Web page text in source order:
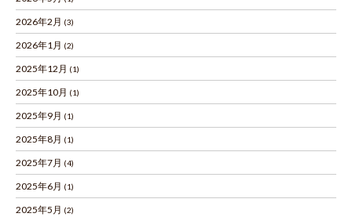
2026年2月 (3)
2026年1月 (2)
2025年12月 (1)
2025年10月 (1)
2025年9月 (1)
2025年8月 (1)
2025年7月 (4)
2025年6月 (1)
2025年5月 (2)